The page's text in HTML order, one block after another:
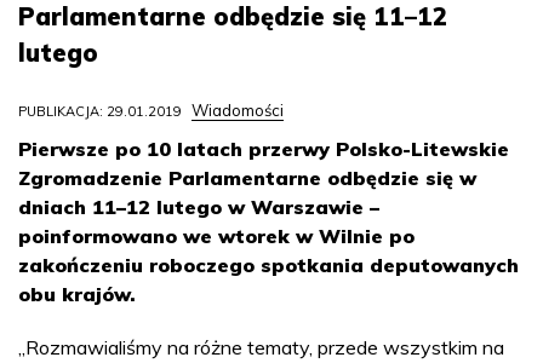
Parlamentarne odbędzie się 11–12
lutego
PUBLIKACJA: 29.01.2019 Wiadomości
Pierwsze po 10 latach przerwy Polsko-Litewskie
Zgromadzenie Parlamentarne odbędzie się w
dniach 11–12 lutego w Warszawie –
poinformowano we wtorek w Wilnie po
zakończeniu roboczego spotkania deputowanych
obu krajów.
„Rozmawialiśmy na różne tematy, przede wszystkim na